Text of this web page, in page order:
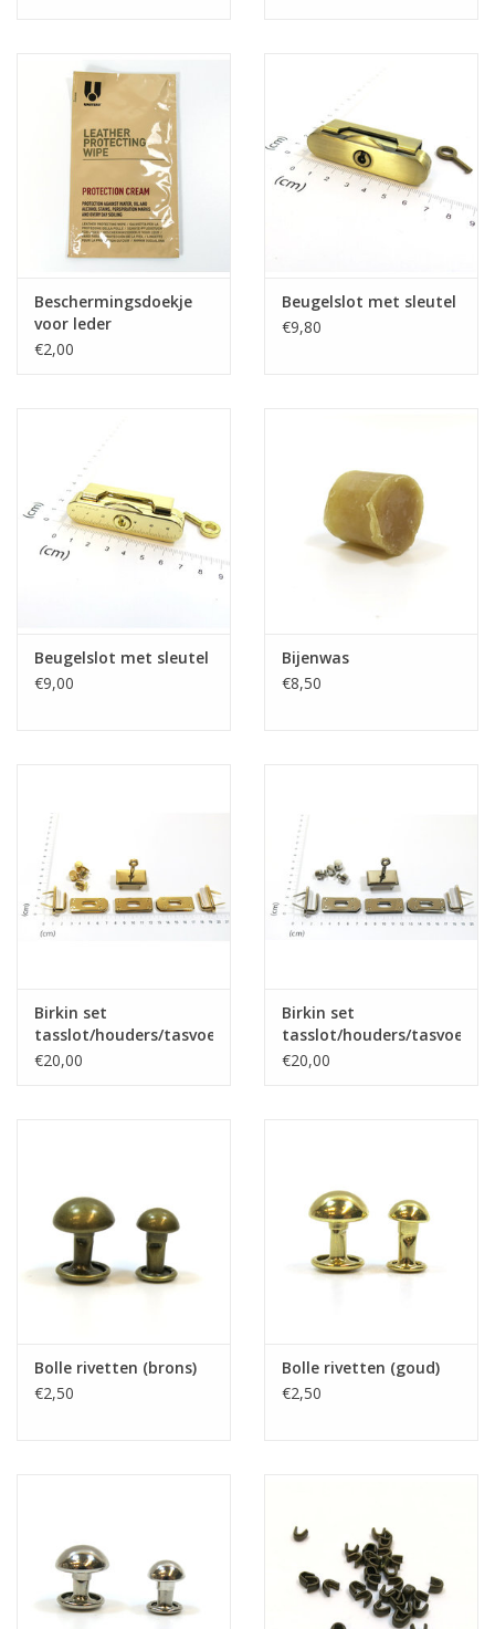
Beschermingsdoekje
voor leder
€2,00
Beugelslot met sleutel
€9,80
Beugelslot met sleutel
€9,00
Bijenwas
€8,50
Birkin set
tasslot/houders/tasvoeten
goud
€20,00
Birkin set
tasslot/houders/tasvoeten
nikkel
€20,00
Bolle rivetten (brons)
€2,50
Bolle rivetten (goud)
€2,50